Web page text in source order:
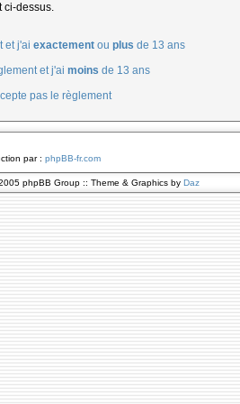
ci-dessus.
et j'ai exactementou plus de 13 ans
et j'ai moins de 13 ans
pas le règlement
par : phpBB-fr.com
phpBB Group :: Theme & Graphics by Daz